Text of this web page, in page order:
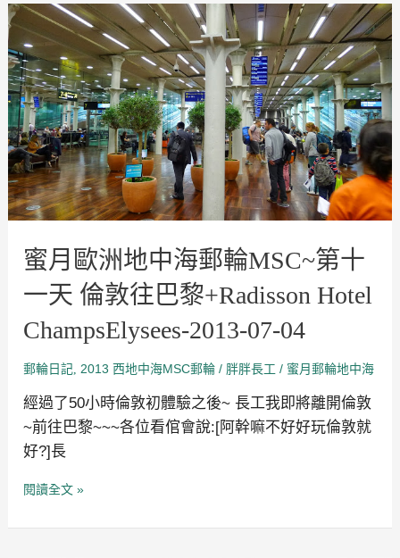
蜜月歐洲地中海郵輪MSC~第十
一天 倫敦往巴黎+Radisson Hotel
ChampsElysees-2013-07-04
郵輪日記,2013 西地中海MSC郵輪 / 胖胖長工/ 蜜月郵輪地中海
經過了50小時倫敦初體驗之後~ 長工我即將離開倫敦
~前往巴黎~~~各位看倌會說:[阿幹嘛不好好玩倫敦就
好?]長
蜜
月
歐
洲
地
中
海
郵
輪
MSC~
第
十
一
天
倫
往
巴
+Radisson
ChampsElysees-
04
閱讀全文 »